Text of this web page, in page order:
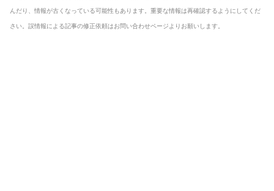
んだり、情報が古くなっている可能性もあります。重要な情報は再確認するようにしてくだ
さい。誤情報による記事の修正依頼はお問い合わせページよりお願いします。